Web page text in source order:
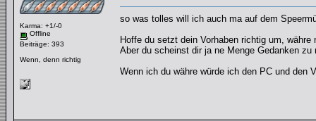
Karma: +1/-0
Offline
Beiträge: 393
Wenn, denn richtig
so was tolles will ich auch ma auf dem
Hoffe du setzt dein Vorhaben richtig um,
Aber du scheinst dir ja ne Menge Gedanken zu
Wenn ich du währe würde ich den PC und den